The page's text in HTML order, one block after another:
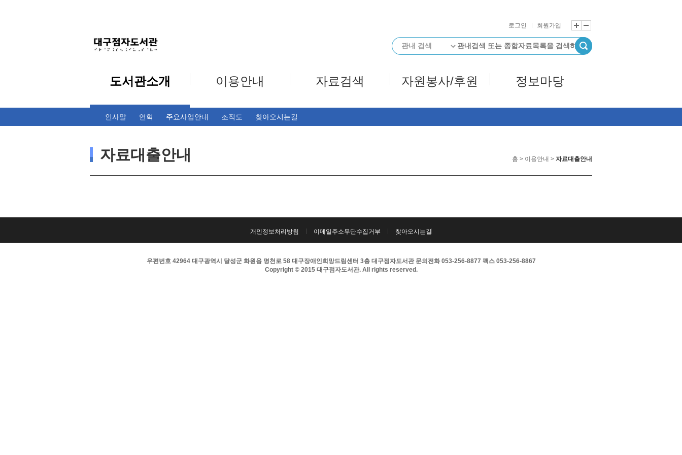
로그인 회원가입
도서관소개
인사말 연혁 주요사업안내 조직도 찾아오시는길
이용안내 자료검색 자원봉사/후원 정보마당
자료대출안내 홈 > 이용안내 > 자료대출안내
개인정보처리방침 이메일주소무단수집거부 찾아오시는길
우편번호 42964 대구광역시 달성군 화원읍 명천로 58 대구장애인희망드림센터 3층 대구점자도서관 문의전화 053-256-8877 팩스 053-256-8867
Copyright © 2015 대구점자도서관. All rights reserved.